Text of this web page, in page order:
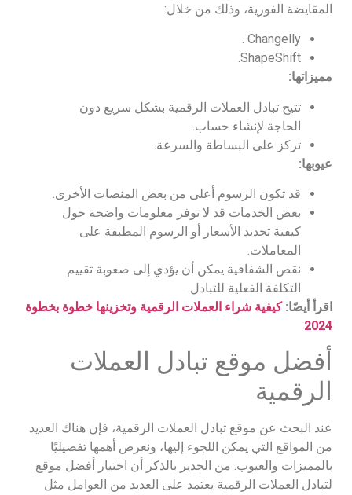
المقايضة الفورية، وذلك من خلال:
Changelly .
ShapeShift.
مميزاتها:
تتيح تبادل العملات الرقمية بشكل سريع دون
الحاجة لإنشاء حساب.
تركز على البساطة والسرعة.
عيوبها:
قد تكون الرسوم أعلى من بعض المنصات الأخرى.
بعض الخدمات قد لا توفر معلومات واضحة حول
كيفية تحديد الأسعار أو الرسوم المطبقة على
المعاملات.
نقص الشفافية يمكن أن يؤدي إلى صعوبة تقييم
التكلفة الفعلية للتبادل.
اقرأ أيضًا:كيفية شراء العملات الرقمية وتخزينها خطوة بخطوة
2024
أفضل موقع تبادل العملات
الرقمية
عند البحث عن موقع تبادل العملات الرقمية، فإن هناك العديد
من المواقع التي يمكن اللجوء إليها، ونعرض أهمها تفصيليًا
بالمميزات والعيوب. من الجدير بالذكر أن اختيار أفضل موقع
لتبادل العملات الرقمية يعتمد على العديد من العوامل مثل